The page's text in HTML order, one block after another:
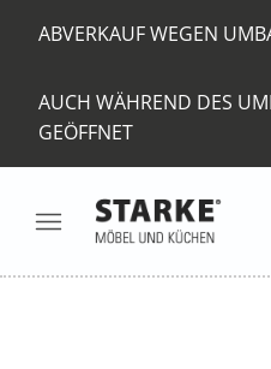
ABVERKAUF WEGEN
AUCH WÄHREND DES
GEÖFFNET